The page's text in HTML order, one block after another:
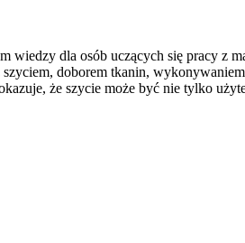
dla osób uczących się pracy z
doborem tkanin,
że szycie może być nie tylko